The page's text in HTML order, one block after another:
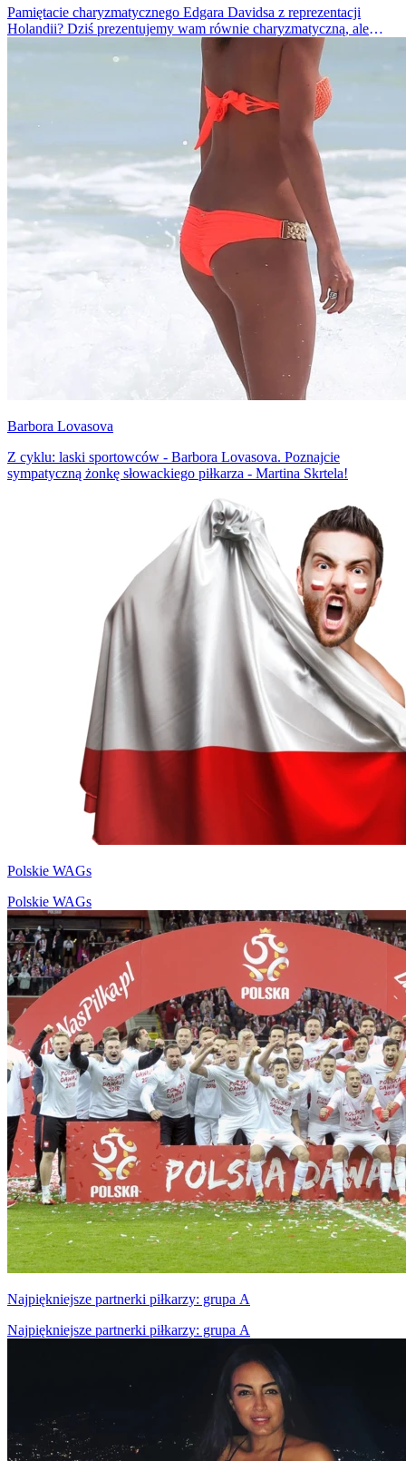
Pamiętacie charyzmatycznego Edgara Davidsa z reprezentacji
Holandii? Dziś prezentujemy wam równie charyzmatyczną, ale
przede wszystkim urodziwą przyszłą panią Davids.
Barbora Lovasova
Z cyklu: laski sportowców - Barbora Lovasova. Poznajcie
sympatyczną żonkę słowackiego piłkarza - Martina Skrtela!
Polskie WAGs
Polskie WAGs
Najpiękniejsze partnerki piłkarzy: grupa A
Najpiękniejsze partnerki piłkarzy: grupa A